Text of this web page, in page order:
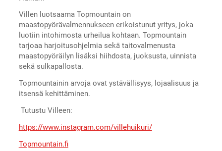
Villen luotsaama Topmountain on
maastopyörävalmennukseen erikoistunut yritys, joka
luotiin intohimosta urheilua kohtaan. Topmountain
tarjoaa harjoitusohjelmia sekä taitovalmenusta
maastopyöräilyn lisäksi hiihdosta, juoksusta, uinnista
sekä sulkapallosta.
Topmountainin arvoja ovat ystävällisyys, lojaalisuus ja
itsensä kehittäminen.
Tutustu Villeen:
https://www.instagram.com/villehuikuri/
Topmountain.fi